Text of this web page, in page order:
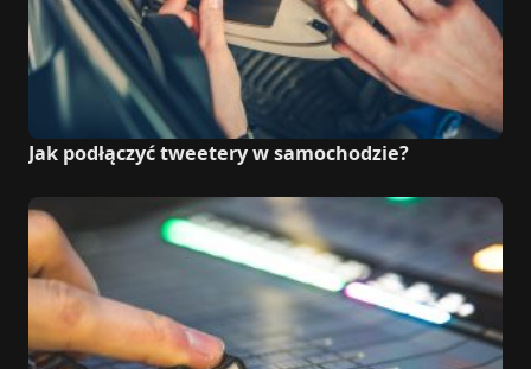
Jak podłączyć tweetery w samochodzie?